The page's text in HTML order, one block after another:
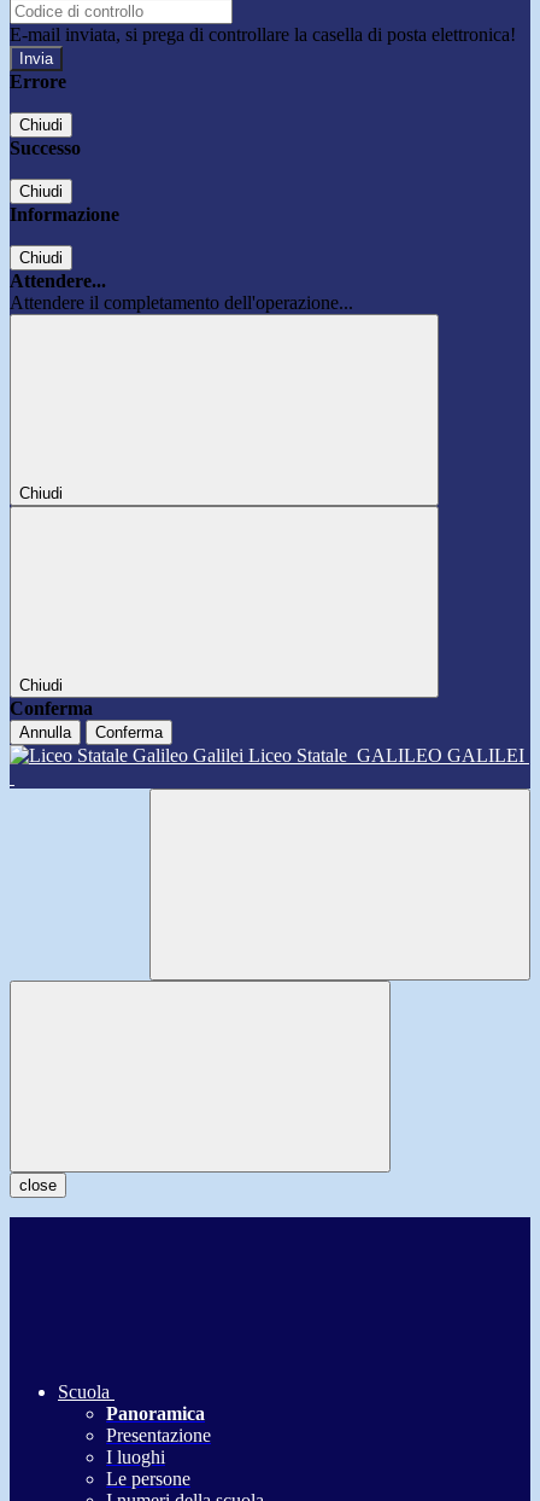
E-mail inviata, si prega di controllare la casella di posta elettronica!
Errore
Chiudi
Successo
Chiudi
Informazione
Chiudi
Attendere...
Attendere il completamento dell'operazione...
Chiudi
Chiudi
Conferma
Annulla Conferma
Liceo Statale GALILEO GALILEI
close
Scuola
Panoramica
Presentazione
I luoghi
Le persone